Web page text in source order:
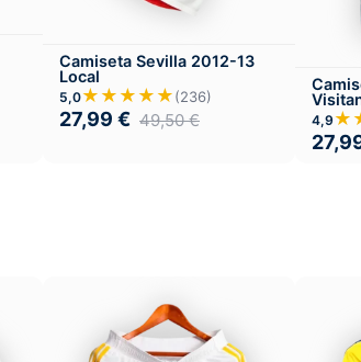
Camiseta Sevilla 2012-13
Local
5,0★★★★★(236)
27,99 € 49,50€ 4,9